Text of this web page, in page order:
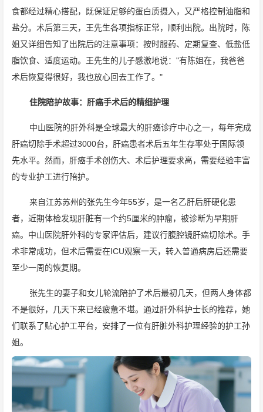
食都经过精心搭配，既保证足够的蛋白质摄入，又严格控制油脂和
盐分。术后第三天，王先生各项指标正常，顺利出院。出院时，陈
姐又详细告知了出院后的注意事项：按时服药、定期复查、低盐低
脂饮食、适度运动。王先生的儿子感激地说："有陈姐在，我爸爸
术后恢复得很好，我也放心回去工作了。"
住院陪护故事：肝癌手术后的精细护理
中山医院的肝外科是全球最大的肝癌诊疗中心之一，每年完成
肝癌切除手术超过3000台，肝癌患者术后五年生存率处于国际领
先水平。然而，肝癌手术创伤大、术后护理要求高，需要经验丰富
的专业护工进行陪护。
来自江苏苏州的张先生今年55岁，是一名乙肝后肝硬化患
者，近期体检发现肝脏有一个约5厘米的肿瘤，被诊断为早期肝
癌。中山医院肝外科的专家评估后，建议行腹腔镜肝癌切除术。手
术非常成功，但术后需要在ICU观察一天，转入普通病房后还需要
至少一周的恢复期。
张先生的妻子和女儿轮流陪护了术后最初几天，但两人身体都
不是很好，几天下来已经疲惫不堪。通过肝外科护士长的推荐，她
们联系了贴心护工平台，安排了一位有肝脏外科护理经验的护工孙
姐。